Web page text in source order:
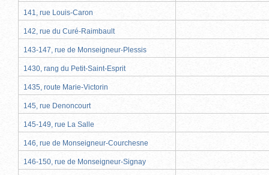
141, rue Louis-Caron
142, rue du Curé-Raimbault
143-147, rue de Monseigneur-Plessis
1430, rang du Petit-Saint-Esprit
1435, route Marie-Victorin
145, rue Denoncourt
145-149, rue La Salle
146, rue de Monseigneur-Courchesne
146-150, rue de Monseigneur-Signay